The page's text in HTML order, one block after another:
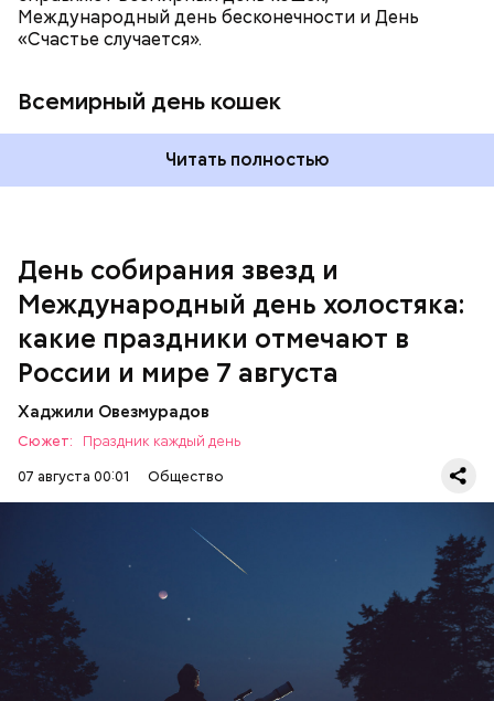
Международный день бесконечности и День
«Счастье случается».
Всемирный день кошек
Читать полностью
День собирания звезд и
Международный день холостяка:
какие праздники отмечают в
России и мире 7 августа
Хаджили Овезмурадов
Сюжет:
Праздник каждый день
07 августа 00:01
Общество
День собирания звезд учрежден в честь
метеорного потока Персеиды, который ежегодно
можно наблюдать в августе. Все любители
смотреть на звездопад 7 августа выезжают за
город — в местность, где нет светового
загрязнения и где можно невооруженным глазом
наблюдать за падающими звездами.
ЕДА ПРАЗДНИКИ
СЛАДОСТИ
— Кабачки, порезанные кубиками, нужно легко
обжарить на сковороде. К ним добавляются зелень
петрушки, чеснок, соль и оливковое масло.
Получается очень вкусно, — поделился рецептом
Копылов.
Спагетти из кабачков